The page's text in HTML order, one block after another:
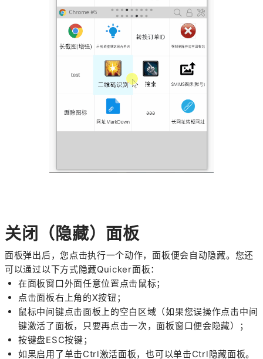
关闭（隐藏）面板
面板弹出后，您点击执行一个动作，面板便会自动隐藏。您还
可以通过以下方式隐藏Quicker面板：
在面板窗口外面任意位置点击鼠标；
点击面板右上角的X按钮；
鼠标中间键点击面板上的空白区域（如果您误操作点击中间
键激活了面板，只要再点击一次，面板窗口便会隐藏）；
按键盘ESC按键；
如果启用了单击Ctrl激活面板，也可以单击Ctrl隐藏面板。